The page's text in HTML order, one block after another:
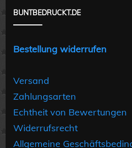
BUNTBEDRUCKT.DE
Bestellung widerrufen
Versand
Zahlungsarten
Echtheit von Bewertungen
Widerrufsrecht
Allgemeine